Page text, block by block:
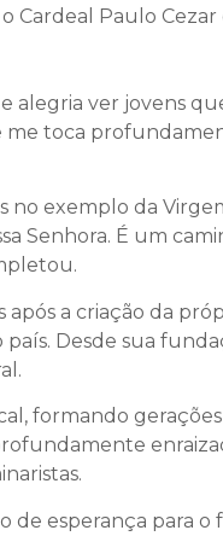
Cardeal Paulo
alegria ver jovens
toca
exemplo da
Senhora. É um
a criação da
Desde sua
formando
de esperança para o